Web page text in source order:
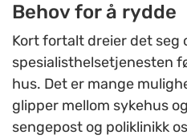
Behov for å rydde
Kort fortalt dreier det seg
spesialisthelsetjenesten
hus. Det er mange
glipper mellom sykehus
sengepost og poliklinikk